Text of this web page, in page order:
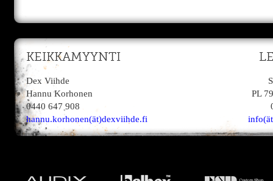
KEIKKAMYYNTI
Dex Viihde
Hannu Korhonen
0440 647 908
hannu.korhonen(ät)dexviihde.fi
PL